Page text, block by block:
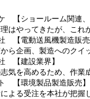
【ショールーム関連
やってきたが、これ
【電動送風機製造販
企画、製造へのクイ
【建設業界】
を高めるため、作業
【環境製品製造販売】
る受注を本社が把握